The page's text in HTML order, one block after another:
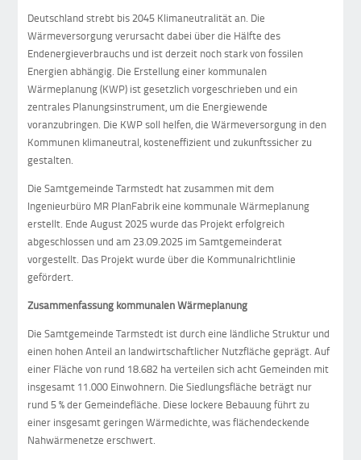
Deutschland strebt bis 2045 Klimaneutralität an. Die
Wärmeversorgung verursacht dabei über die Hälfte des
Endenergieverbrauchs und ist derzeit noch stark von fossilen
Energien abhängig. Die Erstellung einer kommunalen
Wärmeplanung (KWP) ist gesetzlich vorgeschrieben und ein
zentrales Planungsinstrument, um die Energiewende
voranzubringen. Die KWP soll helfen, die Wärmeversorgung in den
Kommunen klimaneutral, kosteneffizient und zukunftssicher zu
gestalten.
Die Samtgemeinde Tarmstedt hat zusammen mit dem
Ingenieurbüro MR PlanFabrik eine kommunale Wärmeplanung
erstellt. Ende August 2025 wurde das Projekt erfolgreich
abgeschlossen und am 23.09.2025 im Samtgemeinderat
vorgestellt. Das Projekt wurde über die Kommunalrichtlinie
gefördert.
Zusammenfassung kommunalen Wärmeplanung
Die Samtgemeinde Tarmstedt ist durch eine ländliche Struktur und
einen hohen Anteil an landwirtschaftlicher Nutzfläche geprägt. Auf
einer Fläche von rund 18.682 ha verteilen sich acht Gemeinden mit
insgesamt 11.000 Einwohnern. Die Siedlungsfläche beträgt nur
rund 5 % der Gemeindefläche. Diese lockere Bebauung führt zu
einer insgesamt geringen Wärmedichte, was flächendeckende
Nahwärmenetze erschwert.